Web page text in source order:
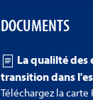
DOCUMENTS
La qualilté des
transition dans
Téléchargez la carte